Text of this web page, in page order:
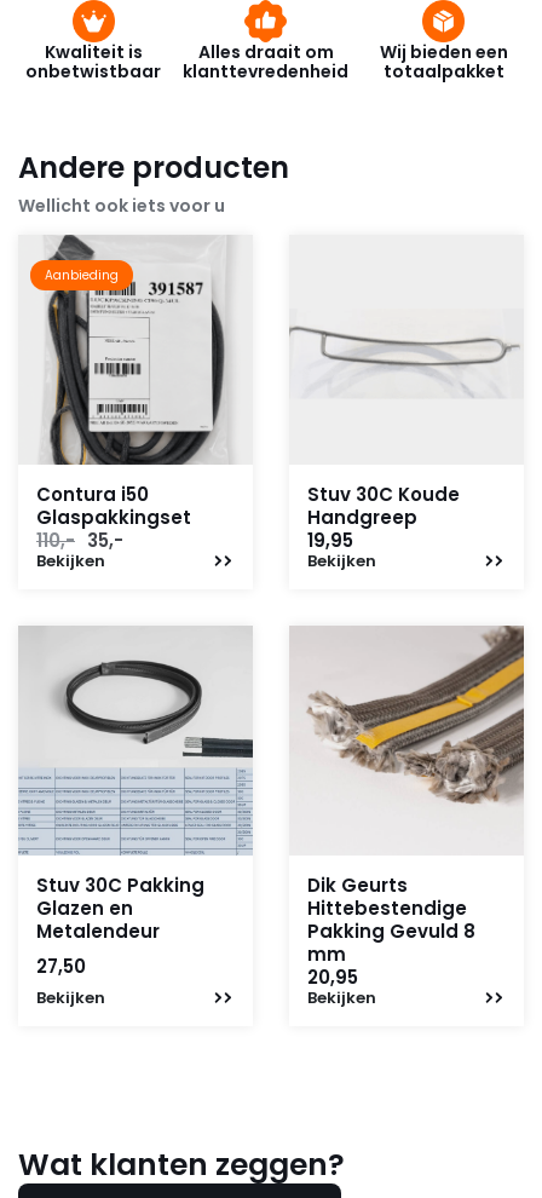
Kwaliteit is
onbetwistbaar
Alles draait om
klanttevredenheid
Wij bieden een
totaalpakket
Andere producten
Wellicht ook iets voor u
Aanbieding
Contura i50
Glaspakkingset
110,- Oorspronkelijke
prijs
35,-
Bekijken
Stuv 30C Koude
Handgreep
19,95
Bekijken
Stuv 30C Pakking
Glazen en
Metalendeur
27,50
Bekijken
Dik Geurts
Hittebestendige
Pakking Gevuld 8
mm
20,95
Bekijken
Wat klanten zeggen?